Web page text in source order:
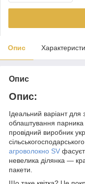
Опис
Опис
Опис:
Ідеальний варіант для
облаштування
провідний виробник
агроволокно SV
невелика ділянка —
пакети.